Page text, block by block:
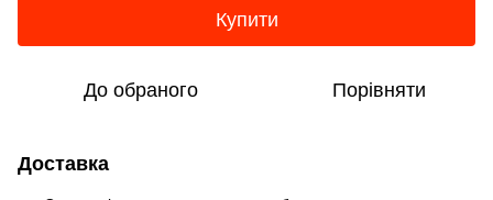
Купити
До обраного Порівняти
Доставка